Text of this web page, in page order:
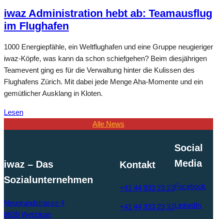
iwaz Administration hebt ab: Teamausflug
im Flughafen
1000 Energiepfähle, ein Weltflughafen und eine Gruppe neugieriger
iwaz-Köpfe, was kann da schon schiefgehen? Beim diesjährigen
Teamevent ging es für die Verwaltung hinter die Kulissen des
Flughafens Zürich. Mit dabei jede Menge Aha-Momente und ein
gemütlicher Ausklang in Kloten.
Lesen
Alle News
iwaz – Das
Sozialunternehmen
Neugrundstrasse 4
8620 Wetzikon
Kontakt
+41 44 933 23 23
+41 44 933 23 32
Social
Media
Facebook
LinkedIn